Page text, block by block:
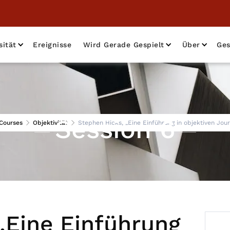
Ereignisse Wird Gerade Gespielt Über
Objektivität Stephen Hicks, „Eine Einführung in objektiven
Session 6
Einführung